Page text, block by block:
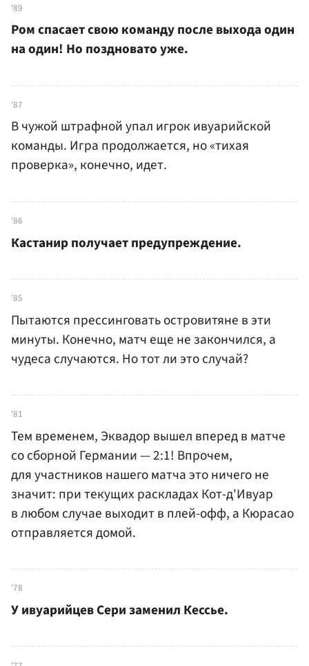
'89
Ром спасает свою команду после выхода один
на один! Но поздновато уже.
'87
В чужой штрафной упал игрок ивуарийской
команды. Игра продолжается, но «тихая
проверка», конечно, идет.
'86
Кастанир получает предупреждение.
'85
Пытаются прессинговать островитяне в эти
минуты. Конечно, матч еще не закончился, а
чудеса случаются. Но тот ли это случай?
'81
Тем временем, Эквадор вышел вперед в матче
со сборной Германии — 2:1! Впрочем,
для участников нашего матча это ничего не
значит: при текущих раскладах Кот-д'Ивуар
в любом случае выходит в плей-офф, а Кюрасао
отправляется домой.
'78
У ивуарийцев Сери заменил Кессье.